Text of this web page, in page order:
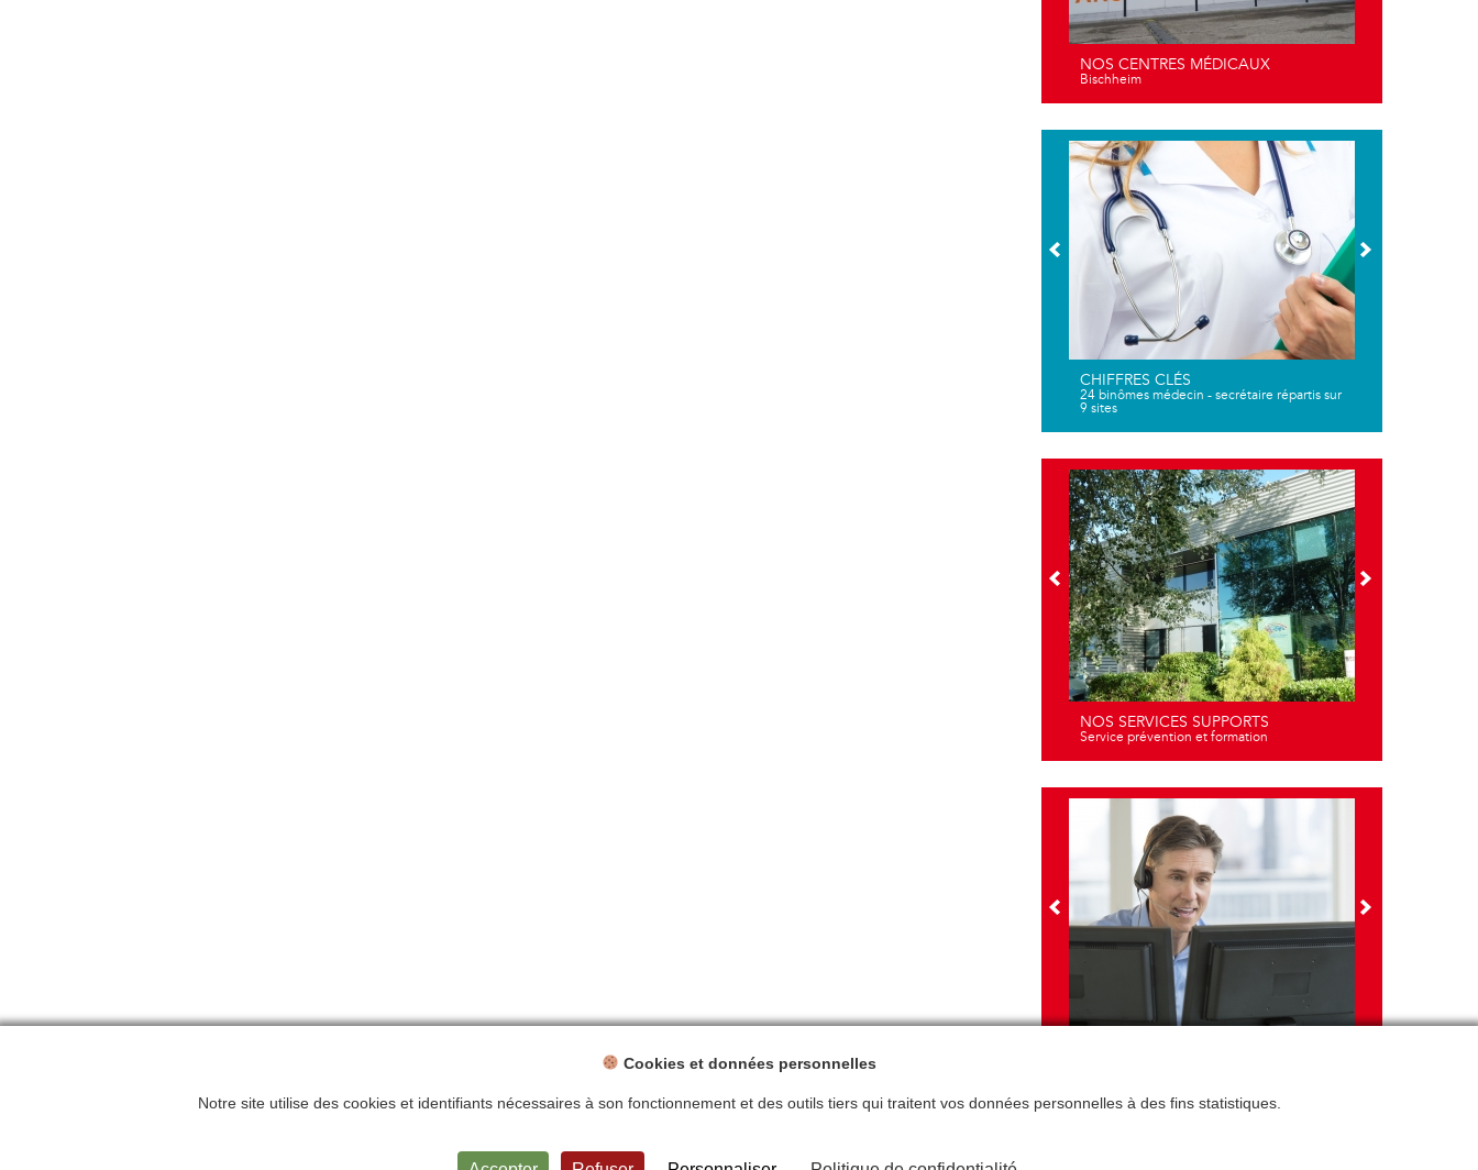
NOS CENTRES MÉDICAUX
Bischheim
CHIFFRES CLÉS
24 binômes médecin - secrétaire répartis sur
9 sites
NOS SERVICES SUPPORTS
Service prévention et formation
Mentions légales Politique de confidentialité Plan du site Contact
Cookies et données personnelles
Notre site utilise des cookies et identifiants nécessaires à son fonctionnement et des outils tiers qui traitent vos données personnelles à des fins statistiques.